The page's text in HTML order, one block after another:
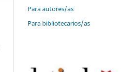
Para autores/as
Para bibliotecarios/as